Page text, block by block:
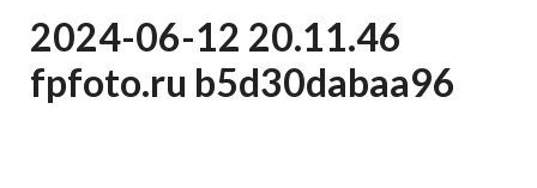
2024-06-12 20.11.46
fpfoto.ru b5d30dabaa96